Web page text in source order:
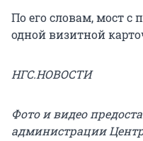
По его словам, мост с
одной визитной
НГС.НОВОСТИ
Фото и видео
администрации